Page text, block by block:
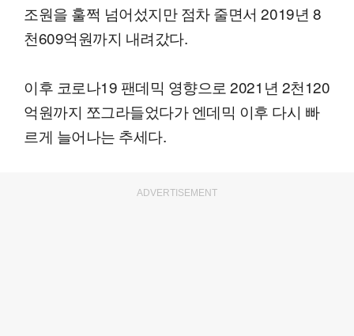
조원을 훌쩍 넘어섰지만 점차 줄면서 2019년 8
천609억원까지 내려갔다.
이후 코로나19 팬데믹 영향으로 2021년 2천120
억원까지 쪼그라들었다가 엔데믹 이후 다시 빠
르게 늘어나는 추세다.
ADVERTISEMENT